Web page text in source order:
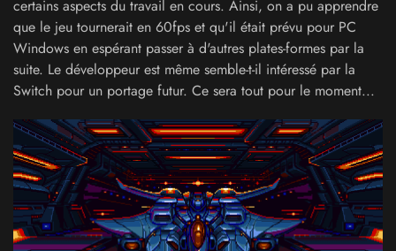
certains aspects du travail en cours. Ainsi, on a pu apprendre
que le jeu tournerait en 60fps et qu'il était prévu pour PC
Windows en espérant passer à d'autres plates-formes par la
suite. Le développeur est même semble-t-il intéressé par la
Switch pour un portage futur. Ce sera tout pour le moment...